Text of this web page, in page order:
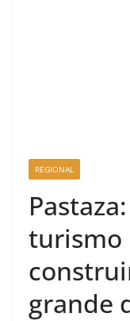
REGIONAL
turismo
grande